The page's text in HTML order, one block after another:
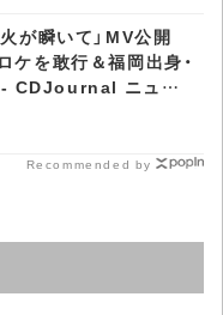
火が瞬いて」MV公開
ケを敢行＆福岡出身・
- CDJournal ニュー
Recommended by